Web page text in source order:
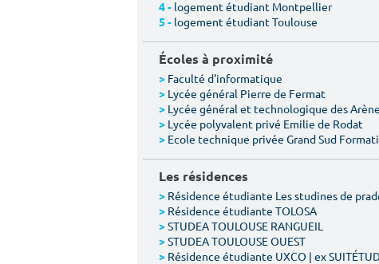
4 - logement étudiant Montpellier
5 - logement étudiant Toulouse
Écoles à proximité
> Faculté d'informatique
> Lycée général Pierre de Fermat
> Lycée général et technologique des
> Lycée polyvalent privé Emilie de Rodat
> Ecole technique privée Grand Sud
Les résidences
> Résidence étudiante Les studines de
> Résidence étudiante TOLOSA
>STUDEA TOULOUSE RANGUEIL
>STUDEA TOULOUSE OUEST
> Résidence étudiante UXCO | ex